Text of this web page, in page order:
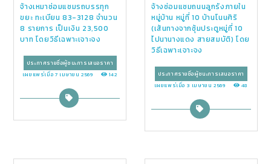
จ้างเหมาซ่อมแซมรถบรรทุก
ขยะ ทะเบียน 83-3128 จำนวน
8 รายการ เป็นเงิน 23,500
บาท โดยวิธีเฉพาะเจาะจง
ประกาศรายชื่อผู้ชนะการเสนอราคา
เผยแพร่เมื่อ 7 เมษายน 2569
142
จ้างซ่อมแซมถนนลูกรังภายใน
หมู่บ้าน หมู่ที่ 10 บ้านโนนศิริ
(เส้นทางจากซุ้มประตูหมู่ที่ 10
ไปนานางแดง สายสมบัติ) โดย
วิธีเฉพาะเจาะจง
ประกาศรายชื่อผู้ชนะการเสนอราคา
เผยแพร่เมื่อ 3 เมษายน 2569
48